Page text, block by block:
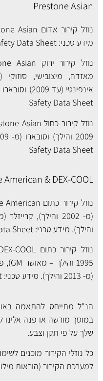
Prestone Asian
מידע טכני: Data Sheet
אינפינטי (עד 2009) וסובארו (עד 2009). מידע טכני:
Safety Data Sheet
2009 והילך) וסובארו (מ- 2009 והילך). מידע טכני:
Safety Data Sheet
American & DEX-COOL
והילך). מידע טכני: Sheet
(מ- 2013 והילך). מידע טכני:
הנ"ל מתייחס להתאמה
במוסך מורשה או פנה אלינו
שלך על פי תקן וצבע.
למערכת הקירור (הוראות